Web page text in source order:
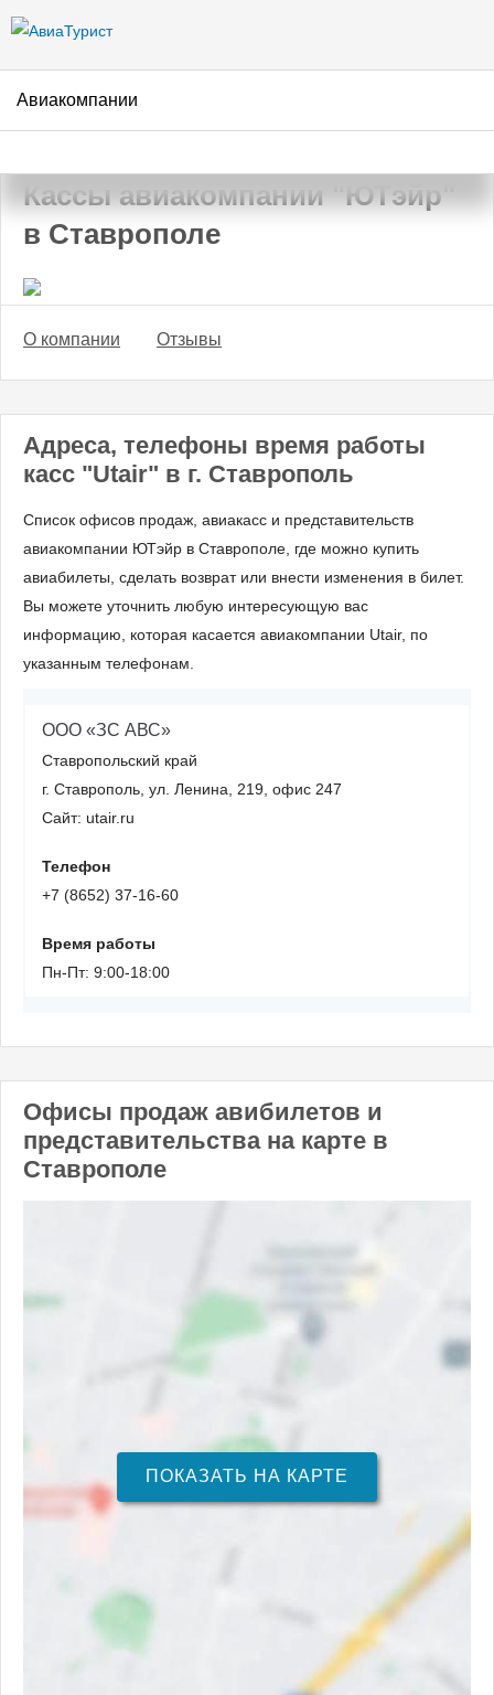
Авиакомпании
Кассы авиакомпании "ЮТэйр"
в Ставрополе
О компании Отзывы
Адреса, телефоны время работы
касс "Utair" в г. Ставрополь
Список офисов продаж, авиакасс и представительств
авиакомпании ЮТэйр в Ставрополе, где можно купить
авиабилеты, сделать возврат или внести изменения в билет.
Вы можете уточнить любую интересующую вас
информацию, которая касается авиакомпании Utair, по
указанным телефонам.
ООО «ЗС АВС»
Ставропольский край
г. Ставрополь, ул. Ленина, 219, офис 247
Сайт: utair.ru
Телефон
+7 (8652) 37-16-60
Время работы
Пн-Пт: 9:00-18:00
Офисы продаж авибилетов и
представительства на карте в
Ставрополе
ПОКАЗАТЬ НА КАРТЕ